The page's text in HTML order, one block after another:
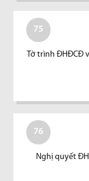
75
Tờ trình ĐHĐCĐ
76
Nghị quyết